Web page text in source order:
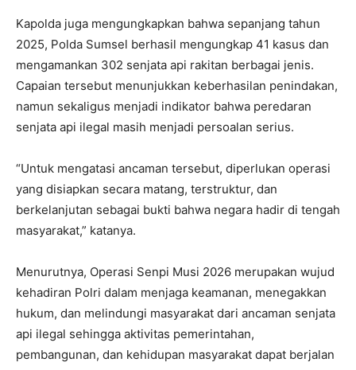
Kapolda juga mengungkapkan bahwa sepanjang tahun
2025, Polda Sumsel berhasil mengungkap 41 kasus dan
mengamankan 302 senjata api rakitan berbagai jenis.
Capaian tersebut menunjukkan keberhasilan penindakan,
namun sekaligus menjadi indikator bahwa peredaran
senjata api ilegal masih menjadi persoalan serius.
“Untuk mengatasi ancaman tersebut, diperlukan operasi
yang disiapkan secara matang, terstruktur, dan
berkelanjutan sebagai bukti bahwa negara hadir di tengah
masyarakat,” katanya.
Menurutnya, Operasi Senpi Musi 2026 merupakan wujud
kehadiran Polri dalam menjaga keamanan, menegakkan
hukum, dan melindungi masyarakat dari ancaman senjata
api ilegal sehingga aktivitas pemerintahan,
pembangunan, dan kehidupan masyarakat dapat berjalan